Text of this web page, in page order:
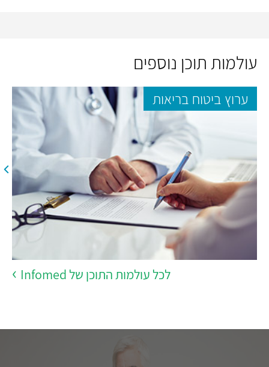
עולמות תוכן נוספים
ערוץ ביטוח בריאות
לכל עולמות התוכן של Infomed